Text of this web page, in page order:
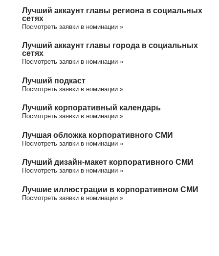
Лучший аккаунт главы региона в социальных
сетях
Посмотреть заявки в номинации »
Лучший аккаунт главы города в социальных
сетях
Посмотреть заявки в номинации »
Лучший подкаст
Посмотреть заявки в номинации »
Лучший корпоративный календарь
Посмотреть заявки в номинации »
Лучшая обложка корпоративного СМИ
Посмотреть заявки в номинации »
Лучший дизайн-макет корпоративного СМИ
Посмотреть заявки в номинации »
Лучшие иллюстрации в корпоративном СМИ
Посмотреть заявки в номинации »